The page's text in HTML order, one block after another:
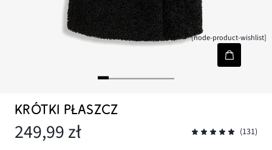
[node-product-wishlist]
KRÓTKI PŁASZCZ
249,99 zł (131)